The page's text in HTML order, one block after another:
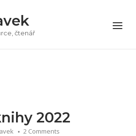
čtenář
Menu
2022
2 Comments